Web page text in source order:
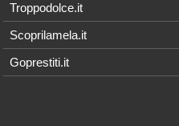
Troppodolce.it
Scoprilamela.it
Goprestiti.it